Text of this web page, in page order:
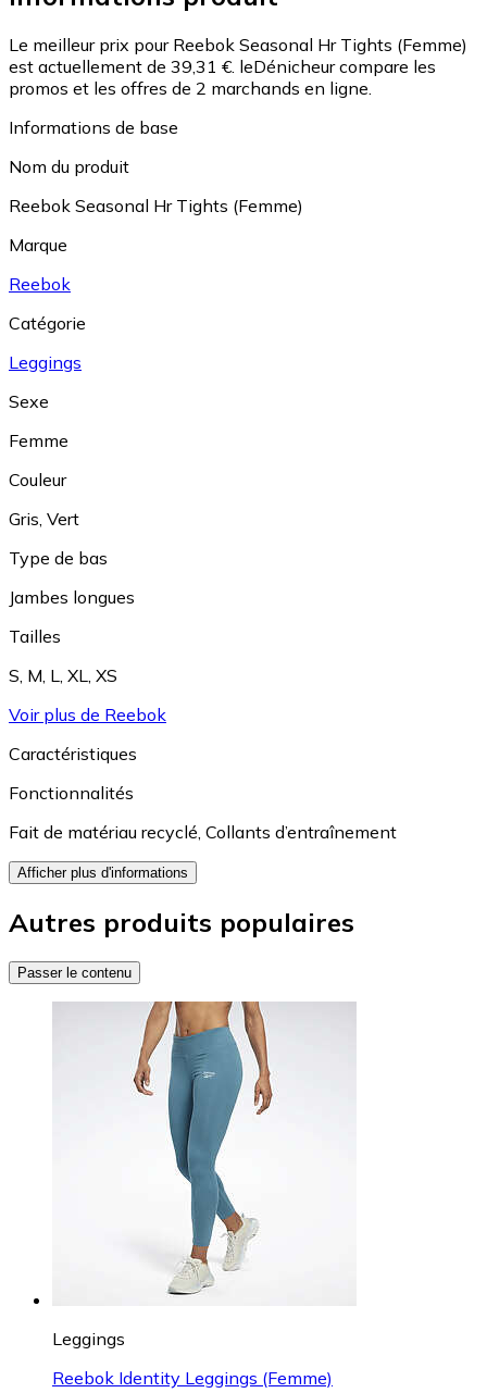
Le meilleur prix pour Reebok Seasonal Hr Tights (Femme)
est actuellement de 39,31 €. leDénicheur compare les
promos et les offres de 2 marchands en ligne.
Informations de base
Nom du produit
Reebok Seasonal Hr Tights (Femme)
Marque
Reebok
Catégorie
Leggings
Sexe
Femme
Couleur
Gris Vert
Type de bas
Jambes longues
Tailles
S M L XL
XS
Voir plus de Reebok
Caractéristiques
Fonctionnalités
Fait de matériau recyclé Collants d’entraînement
Afficher plus d'informations
Autres produits populaires
Passer le contenu
Leggings
Reebok Identity Leggings (Femme)